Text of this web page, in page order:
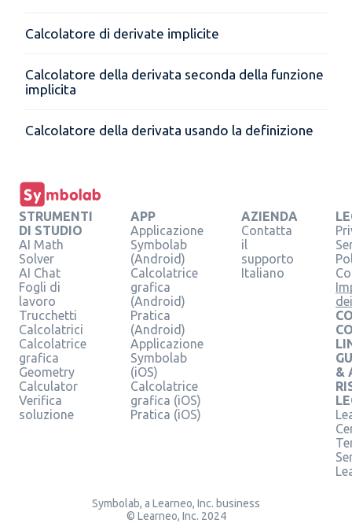
Calcolatore di derivate implicite
Calcolatore della derivata seconda della funzione
implicita
Calcolatore della derivata usando la definizione
STRUMENTI
DI STUDIO
AI Math
Solver
AI Chat
Fogli di
lavoro
Trucchetti
Calcolatrici
Calcolatrice
grafica
Geometry
Calculator
Verifica
soluzione
APP
Applicazione
Symbolab
(Android)
Calcolatrice
grafica
(Android)
Pratica
(Android)
Applicazione
Symbolab
(iOS)
Calcolatrice
grafica (iOS)
Pratica (iOS)
AZIENDA
Contatta
il
supporto
Italiano
&
Symbolab, a Learneo, Inc. business
© Learneo, Inc. 2024